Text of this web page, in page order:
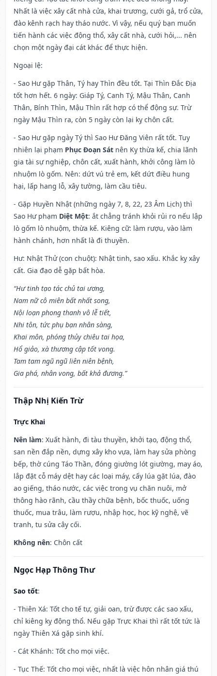
Nhất là việc xây cất nhà cửa, khai trương, cưới gả, trổ cửa,
đào kênh rạch hay tháo nước. Vì vậy, nếu quý bạn muốn
tiến hành các việc động thổ, xây cất nhà, cưới hỏi,... nên
chọn một ngày đại cát khác để thực hiện.
Ngoại lệ:
- Sao Hư gặp Thân, Tý hay Thìn đều tốt. Tại Thìn Đắc Địa
tốt hơn hết. 6 ngày: Giáp Tý, Canh Tý, Mậu Thân, Canh
Thân, Bính Thìn, Mậu Thìn rất hợp có thể động sự. Trừ
ngày Mậu Thìn ra, còn 5 ngày còn lại kỵ chôn cất.
- Sao Hư gặp ngày Tý thì Sao Hư Đăng Viên rất tốt. Tuy
nhiên lại phạm Phục Đoạn Sát nên Kỵ thừa kế, chia lãnh
gia tài sự nghiệp, chôn cất, xuất hành, khởi công làm lò
nhuộm lò gốm. Nên: dứt vú trẻ em, kết dứt điều hung
hại, lấp hang lỗ, xây tường, làm cầu tiêu.
- Gặp Huyền Nhật (những ngày 7, 8, 22, 23 Âm Lịch) thì
Sao Hư phạm Diệt Một: ắt chẳng tránh khỏi rủi ro nếu lập
lò gốm lò nhuộm, thừa kế. Kiêng cữ: làm rượu, vào làm
hành chánh, hơn nhất là đi thuyền.
Hư: Nhật Thử (con chuột): Nhật tinh, sao xấu. Khắc kỵ xây
cất. Gia đạo dễ gặp bất hòa.
“Hư tinh tạo tác chủ tai ương,
Nam nữ cô miên bất nhất song,
Nội loạn phong thanh vô lễ tiết,
Nhi tôn, tức phụ bạn nhân sàng,
Khai môn, phóng thủy chiêu tai họa,
Hổ giảo, xà thương cập tốt vong.
Tam tam ngũ ngũ liên niên bệnh,
Gia phá, nhân vong, bất khả đương.”
Thập Nhị Kiến Trừ
Trực Khai
Nên làm: Xuất hành, đi tàu thuyền, khởi tạo, động thổ,
san nền đắp nền, dựng xây kho vựa, làm hay sửa phòng
bếp, thờ cúng Táo Thần, đóng giường lót giường, may áo,
lắp đặt cỗ máy dệt hay các loại máy, cấy lúa gặt lúa, đào
ao giếng, tháo nước, các việc trong vụ chăn nuôi, mở
thông hào rãnh, cầu thầy chữa bệnh, bốc thuốc, uống
thuốc, mua trâu, làm rượu, nhập học, học kỹ nghệ, vẽ
tranh, tu sửa cây cối.
Không nên: Chôn cất
Ngọc Hạp Thông Thư
Sao tốt:
- Thiên Xá: Tốt cho tế tự, giải oan, trừ được các sao xấu,
chỉ kiêng kỵ động thổ. Nếu gặp Trực Khai thì rất tốt tức là
ngày Thiên Xá gặp sinh khí.
- Cát Khánh: Tốt cho mọi việc.
- Tục Thế: Tốt cho mọi việc, nhất là việc hôn nhân giá thú